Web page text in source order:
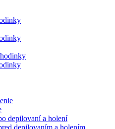
depilovaní a holení
depilovaním a holením